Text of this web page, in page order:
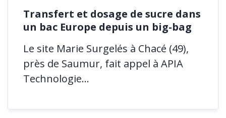
Transfert et dosage de sucre dans
un bac Europe depuis un big-bag
Le site Marie Surgelés à Chacé (49),
près de Saumur, fait appel à APIA
Technologie...